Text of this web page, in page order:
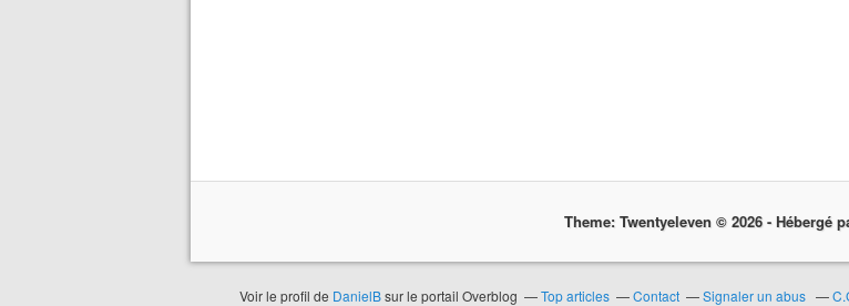
Theme: Twentyeleven © 2026 - Hébergé
Voir le profil de DanielBsur le portail Overblog Top articles Contact Signaler un abus